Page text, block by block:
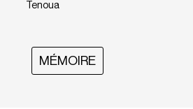
Tenoua
MÉMOIRE